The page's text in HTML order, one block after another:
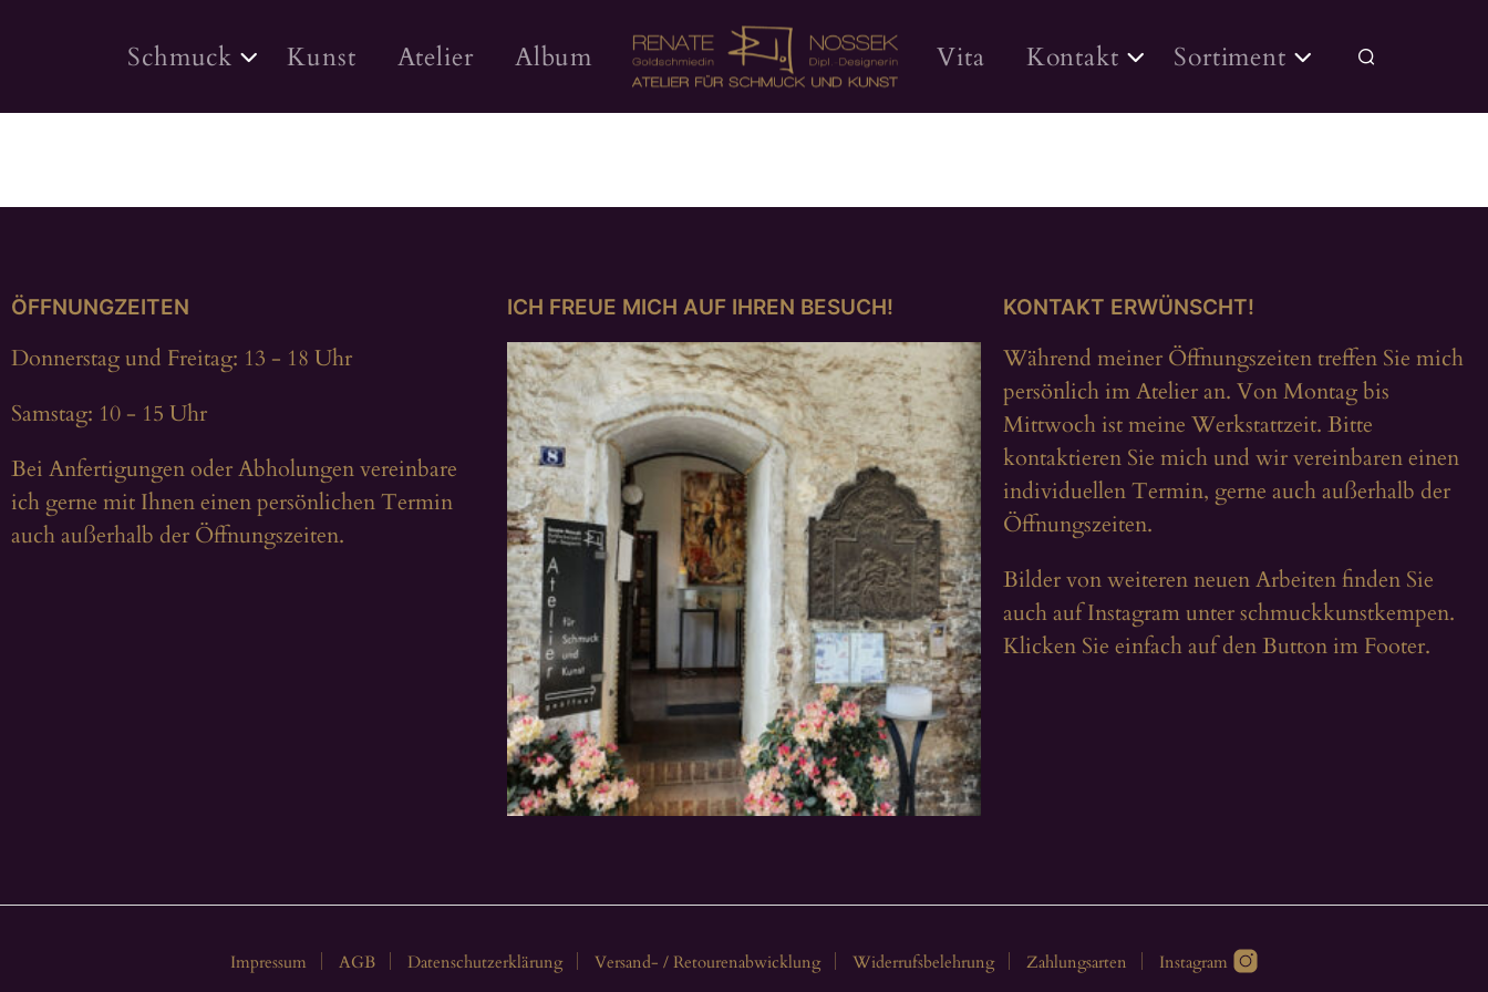
Schmuck Kunst Atelier Album Vita Kontakt Sortiment
ÖFFNUNGZEITEN
Donnerstag und Freitag: 13 - 18 Uhr
Samstag: 10 - 15 Uhr
Bei Anfertigungen oder Abholungen vereinbare
ich gerne mit Ihnen einen persönlichen Termin
auch außerhalb der Öffnungszeiten.
ICH FREUE MICH AUF IHREN BESUCH! KONTAKT ERWÜNSCHT!
Während meiner Öffnungszeiten treffen Sie mich
persönlich im Atelier an. Von Montag bis
Mittwoch ist meine Werkstattzeit. Bitte
kontaktieren Sie mich und wir vereinbaren einen
individuellen Termin, gerne auch außerhalb der
Öffnungszeiten.
Bilder von weiteren neuen Arbeiten finden Sie
auch auf Instagram unter schmuckkunstkempen.
Klicken Sie einfach auf den Button im Footer.
Impressum AGB Datenschutzerklärung Versand- / Retourenabwicklung Widerrufsbelehrung Zahlungsarten Instagram